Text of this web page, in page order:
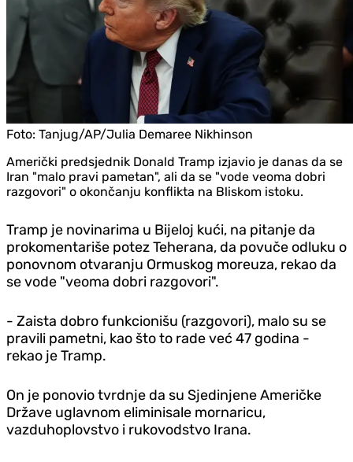
Foto: Tanjug/AP/Julia Demaree Nikhinson
Američki predsjednik Donald Tramp izjavio je danas da se
Iran "malo pravi pametan", ali da se "vode veoma dobri
razgovori" o okončanju konflikta na Bliskom istoku.
Tramp je novinarima u Bijeloj kući, na pitanje da
prokomentariše potez Teherana, da povuče odluku o
ponovnom otvaranju Ormuskog moreuza, rekao da
se vode "veoma dobri razgovori".
- Zaista dobro funkcionišu (razgovori), malo su se
pravili pametni, kao što to rade već 47 godina -
rekao je Tramp.
On je ponovio tvrdnje da su Sjedinjene Američke
Države uglavnom eliminisale mornaricu,
vazduhoplovstvo i rukovodstvo Irana.